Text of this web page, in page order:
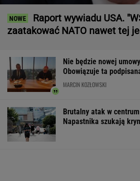
Raport wywiadu USA.
zaatakować NATO nawet tej
Nie będzie nowej
Obowiązuje ta
MARCIN KOZŁOWSKI
Brutalny atak w
Napastnika szukają